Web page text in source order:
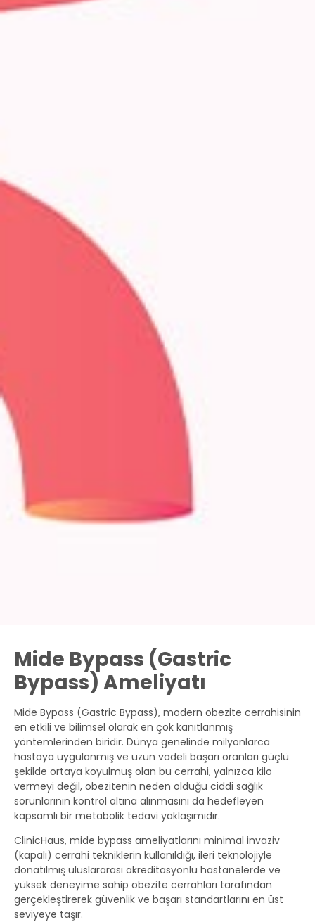
Mide Bypass (Gastric
Bypass) Ameliyatı
Mide Bypass (Gastric Bypass), modern obezite cerrahisinin
en etkili ve bilimsel olarak en çok kanıtlanmış
yöntemlerinden biridir. Dünya genelinde milyonlarca
hastaya uygulanmış ve uzun vadeli başarı oranları güçlü
şekilde ortaya koyulmuş olan bu cerrahi, yalnızca kilo
vermeyi değil, obezitenin neden olduğu ciddi sağlık
sorunlarının kontrol altına alınmasını da hedefleyen
kapsamlı bir metabolik tedavi yaklaşımıdır.
ClinicHaus, mide bypass ameliyatlarını minimal invaziv
(kapalı) cerrahi tekniklerin kullanıldığı, ileri teknolojiyle
donatılmış uluslararası akreditasyonlu hastanelerde ve
yüksek deneyime sahip obezite cerrahları tarafından
gerçekleştirerek güvenlik ve başarı standartlarını en üst
seviyeye taşır.